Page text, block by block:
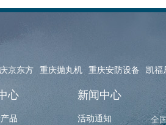
京东方 重庆抛丸机 重庆安防设备 凯福
心
品
新闻中心
活动通知
全